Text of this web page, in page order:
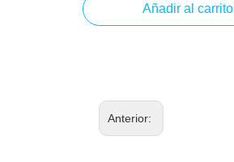
Añadir al carrito
Anterior: